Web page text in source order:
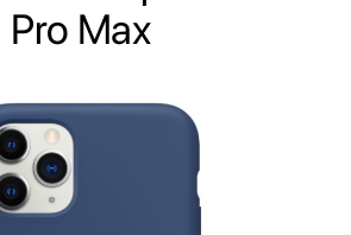
Pro Max